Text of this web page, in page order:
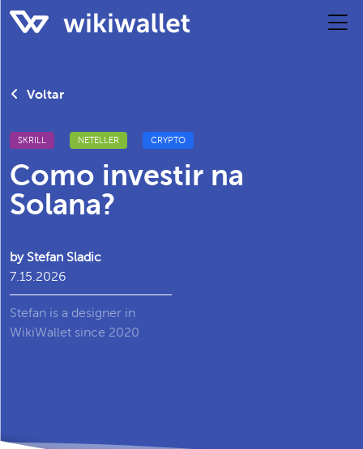
by Stefan Sladic
7.15.2026
Stefan is a designer in
WikiWallet since 2020
Voltar
SKRILL NETELLER CRYPTO
Como investir na
Solana?